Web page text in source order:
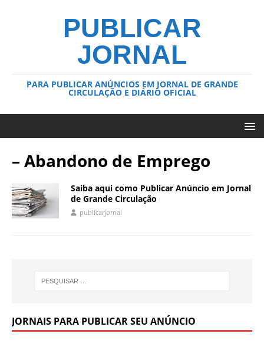
PUBLICAR
JORNAL
PARA PUBLICAR ANÚNCIOS EM JORNAL DE GRANDE
CIRCULAÇÃO E DIÁRIO OFICIAL
– Abandono de Emprego
Saiba aqui como Publicar Anúncio em Jornal
de Grande Circulação
publicarjornal
JORNAIS PARA PUBLICAR SEU ANÚNCIO